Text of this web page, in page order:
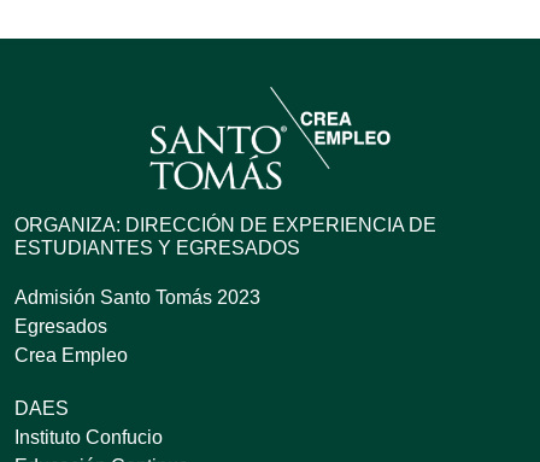
ORGANIZA: DIRECCIÓN DE EXPERIENCIA DE
ESTUDIANTES Y EGRESADOS
Admisión Santo Tomás 2023
Egresados
Crea Empleo
DAES
Instituto Confucio